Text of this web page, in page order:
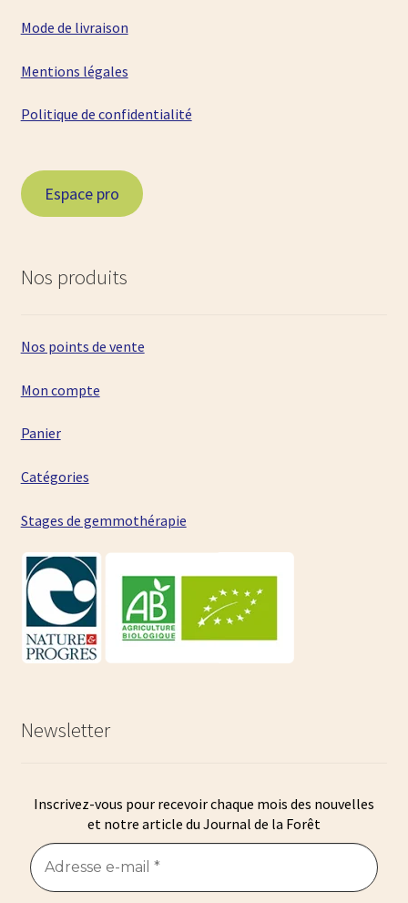
Mode de livraison
Mentions légales
Politique de confidentialité
Espace pro
Nos produits
Nos points de vente
Mon compte
Panier
Catégories
Stages de gemmothérapie
Newsletter
Inscrivez-vous pour recevoir chaque mois des nouvelles
et notre article du Journal de la Forêt